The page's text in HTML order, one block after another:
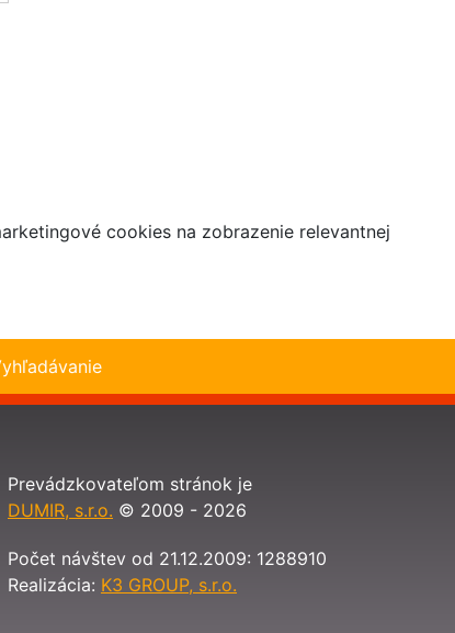
Prevádzkovateľom stránok je
DUMIR, s.r.o. © 2009 - 2026
Počet návštev od 21.12.2009: 1288910
Realizácia: K3 GROUP, s.r.o.
cookies na zobrazenie relevantnej